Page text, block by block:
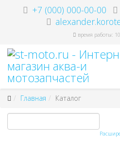
+7 (000) 000-00-00
время работы:
Главная Каталог